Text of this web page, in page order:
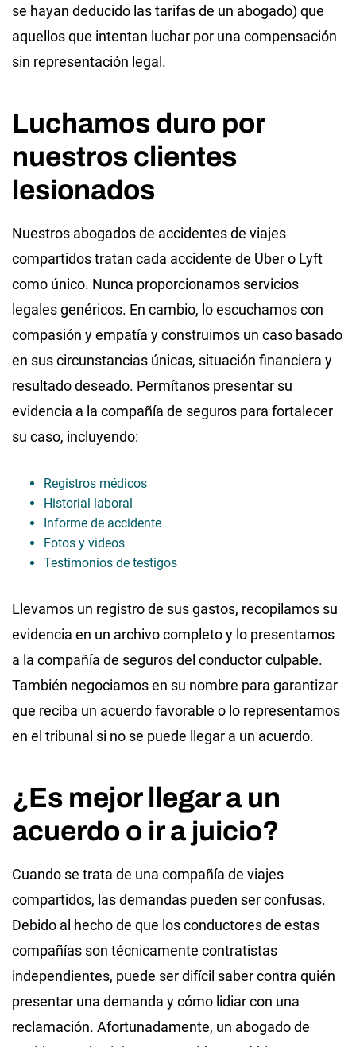
se hayan deducido las tarifas de un abogado) que
aquellos que intentan luchar por una compensación
sin representación legal.
Luchamos duro por
nuestros clientes
lesionados
Nuestros abogados de accidentes de viajes
compartidos tratan cada accidente de Uber o Lyft
como único. Nunca proporcionamos servicios
legales genéricos. En cambio, lo escuchamos con
compasión y empatía y construimos un caso basado
en sus circunstancias únicas, situación financiera y
resultado deseado. Permítanos presentar su
evidencia a la compañía de seguros para fortalecer
su caso, incluyendo:
Registros médicos
Historial laboral
Informe de accidente
Fotos y videos
Testimonios de testigos
Llevamos un registro de sus gastos, recopilamos su
evidencia en un archivo completo y lo presentamos
a la compañía de seguros del conductor culpable.
También negociamos en su nombre para garantizar
que reciba un acuerdo favorable o lo representamos
en el tribunal si no se puede llegar a un acuerdo.
¿Es mejor llegar a un
acuerdo o ir a juicio?
Cuando se trata de una compañía de viajes
compartidos, las demandas pueden ser confusas.
Debido al hecho de que los conductores de estas
compañías son técnicamente contratistas
independientes, puede ser difícil saber contra quién
presentar una demanda y cómo lidiar con una
reclamación. Afortunadamente, un abogado de